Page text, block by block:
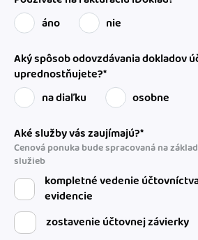
áno
nie
Aký spôsob odovzdávania dokladov
uprednostňujete?*
na diaľku
osobne
Aké služby vás zaujímajú?*
Cenová ponuka bude spracovaná na
služieb
kompletné vedenie
evidencie
zostavenie účtovnej závierky